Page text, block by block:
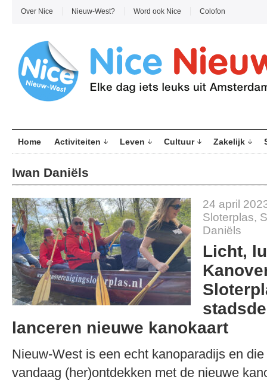
Over Nice Nieuw-West? Word ook Nice Colofon
Home Activiteiten Leven Cultuur Zakelijk
Iwan Daniëls
24 april
Sloterplas,
Daniëls
Licht,
lanceren nieuwe kanokaart
Nieuw-West is een echt kanoparadijs en
vandaag (her)ontdekken met de nieuwe